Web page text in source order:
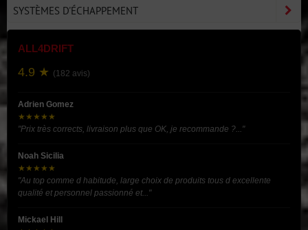
SYSTÈMES D'ÉCHAPPEMENT
ALL4DRIFT
4.9 ★ (182 avis)
Adrien Gomez
★★★★★
"Prix très corrects, livraison plus que OK, je recommande ?..."
Noah Sicilia
★★★★★
"Au top comme d habitude, large choix de produits tous d excellente
qualité et personnel passionné et..."
Mickael Hill